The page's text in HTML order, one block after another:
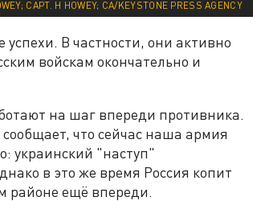
CAPT. H HOWEY; CA/KEYSTONE PRESS AGENCY
успехи. В частности, они активно
войскам окончательно и
на шаг впереди противника.
что сейчас наша армия
украинский "наступ"
в это же время Россия копит
районе ещё впереди.